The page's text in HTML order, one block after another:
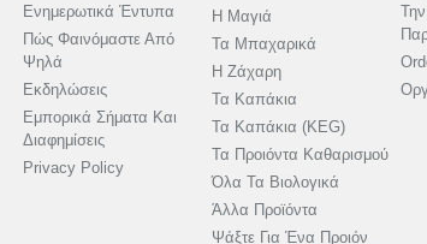
Ενημερωτικά Έντυπα
Πώς Φαινόμαστε Από
Ψηλά
Εκδηλώσεις
Εμπορικά Σήματα Και
Διαφημίσεις
Privacy Policy
Η Μαγιά
Τα Μπαχαρικά
Η Ζάχαρη
Τα Καπάκια
Τα Καπάκια (KEG)
Τα Προιόντα Καθαρισμού
Όλα Τα Βιολογικά
Άλλα Προϊόντα
Ψάξτε Για Ένα Προιόν